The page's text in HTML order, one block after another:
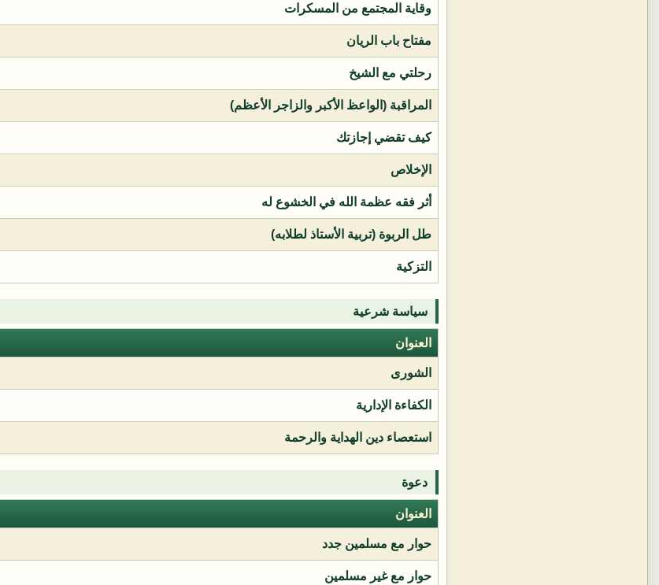
وقاية المجتمع من المسكرات
مفتاح باب الريان
رحلتي مع الشيخ
المراقبة (الواعظ الأكبر والزاجر الأعظم)
كيف تقضي إجازتك
الإخلاص
أثر فقه عظمة الله في الخشوع له
طل الربوة (تربية الأستاذ لطلابه)
التزكية
سياسة شرعية
العنوان
الشورى
الكفاءة الإدارية
استعصاء دين الهداية والرحمة
دعوة
العنوان
حوار مع مسلمين جدد
حوار مع غير مسلمين